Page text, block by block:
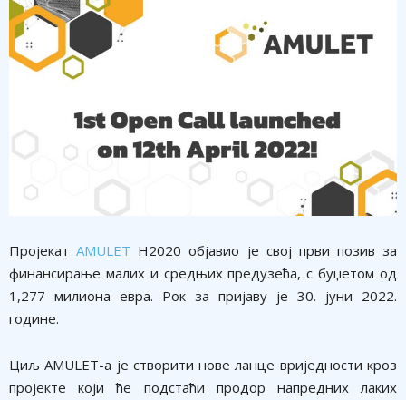
ПројекатAMULET H2020 објавио је свој први позив за
финансирање малих и средњих предузећа, с буџетом од
1,277 милиона евра. Рок за пријаву је 30. јуни 2022.
године.
Циљ AMULET-a је створити нове ланце вриједности кроз
пројекте који ће подстаћи продор напредних лаких